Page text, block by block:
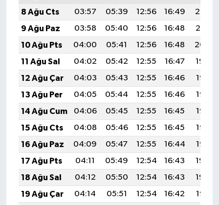
8 Ağu Cts
03:57 05:39 12:56 16:49
20:03
9 Ağu Paz
03:58 05:40 12:56 16:48
20:01
10 Ağu Pts
04:00 05:41 12:56 16:48
20:00
11 Ağu Sal
04:02 05:42 12:55 16:47
19:59
12 Ağu Çar
04:03 05:43 12:55 16:46
19:57
13 Ağu Per
04:05 05:44 12:55 16:46
19:56
14 Ağu Cum
04:06 05:45 12:55 16:45
19:55
15 Ağu Cts
04:08 05:46 12:55 16:45
19:53
16 Ağu Paz
04:09 05:47 12:55 16:44
19:52
17 Ağu Pts
04:11 05:49 12:54 16:43
19:50
18 Ağu Sal
04:12 05:50 12:54 16:43
19:49
19 Ağu Çar
04:14 05:51 12:54 16:42
19:47